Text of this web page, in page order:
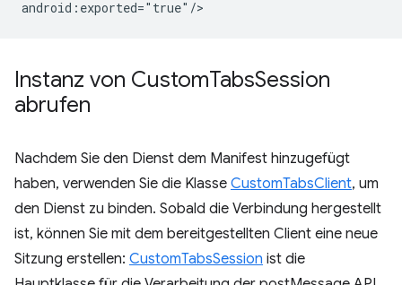
Instanz von CustomTabsSession
abrufen
Nachdem Sie den Dienst dem Manifest hinzugefügt
haben, verwenden Sie die Klasse CustomTabsClient, um
den Dienst zu binden. Sobald die Verbindung hergestellt
ist, können Sie mit dem bereitgestellten Client eine neue
Sitzung erstellen: CustomTabsSession ist die